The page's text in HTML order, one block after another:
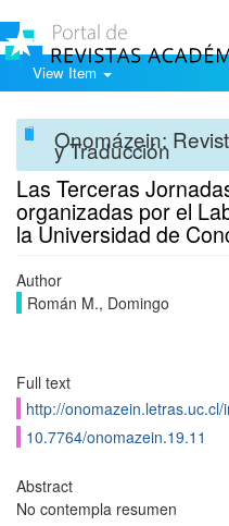
View Item
Onomázein:
y Traducción
Las Terceras
organizadas por el
la Universidad de
Author
Román M., Domingo
Full text
http://
10.7764/onomazein.19.11
Abstract
No contempla resumen